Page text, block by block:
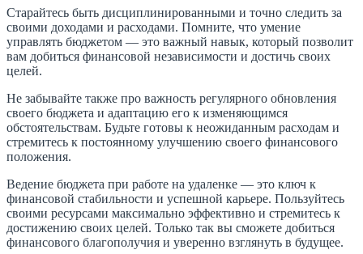
Старайтесь быть дисциплинированными и точно следить за
своими доходами и расходами. Помните, что умение
управлять бюджетом — это важный навык, который позволит
вам добиться финансовой независимости и достичь своих
целей.
Не забывайте также про важность регулярного обновления
своего бюджета и адаптацию его к изменяющимся
обстоятельствам. Будьте готовы к неожиданным расходам и
стремитесь к постоянному улучшению своего финансового
положения.
Ведение бюджета при работе на удаленке — это ключ к
финансовой стабильности и успешной карьере. Пользуйтесь
своими ресурсами максимально эффективно и стремитесь к
достижению своих целей. Только так вы сможете добиться
финансового благополучия и уверенно взглянуть в будущее.